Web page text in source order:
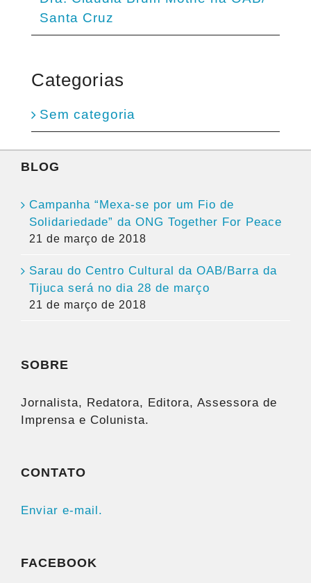
Santa Cruz
Categorias
Sem categoria
BLOG
Campanha “Mexa-se por um Fio de
Solidariedade” da ONG Together For Peace
21 de março de 2018
Sarau do Centro Cultural da OAB/Barra da
Tijuca será no dia 28 de março
21 de março de 2018
SOBRE
Jornalista, Redatora, Editora, Assessora de
Imprensa e Colunista.
CONTATO
Enviar e-mail.
FACEBOOK